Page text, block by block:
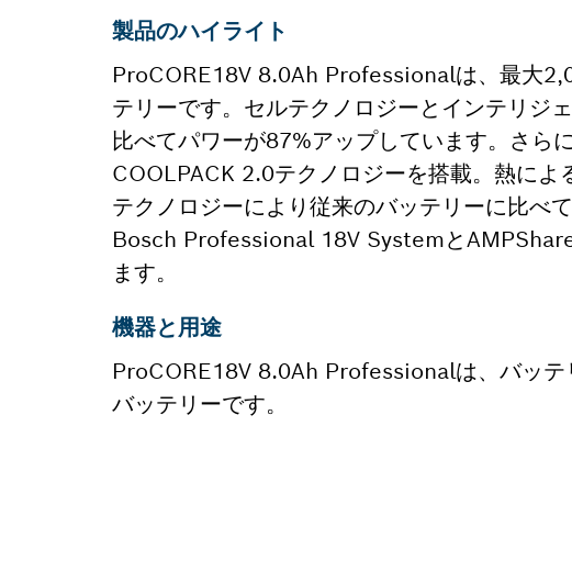
製品のハイライト
ProCORE18V 8.0Ah Professionalは、最大
テリーです。セルテクノロジーとインテリジ
比べてパワーが87%アップしています。さら
COOLPACK 2.0テクノロジーを搭載。熱に
テクノロジーにより従来のバッテリーに比べ
Bosch Professional 18V Systemと
ます。
機器と用途
ProCORE18V 8.0Ah Professionalは、バッテ
バッテリーです。